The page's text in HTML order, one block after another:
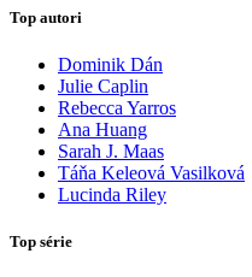
Top autori
Dominik Dán
Julie Caplin
Rebecca Yarros
Ana Huang
Sarah J. Maas
Táňa Keleová Vasilková
Lucinda Riley
Top série